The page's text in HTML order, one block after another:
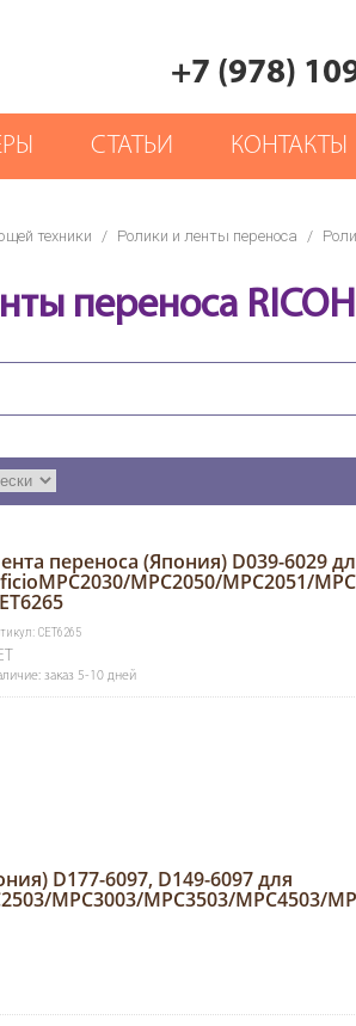
+7 (978)
СТАТЬИ КОНТАКТЫ
техники / Ролики и ленты переноса /
переноса RICOH
переноса (Япония) D039-6029
MPC2050/MPC2051/
CET6265
заказ 5-10 дней
D177-6097, D149-6097 для
MPC3003/MPC3503/MPC4503/